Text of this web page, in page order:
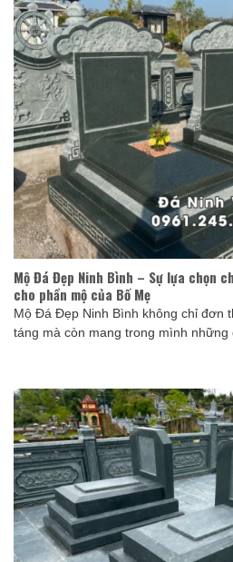
Mộ Đá Đẹp Ninh Bình – Sự lựa chọn
cho phần mộ của Bố Mẹ
Mộ Đá Đẹp Ninh Bình không chỉ đơn
táng mà còn mang trong mình những